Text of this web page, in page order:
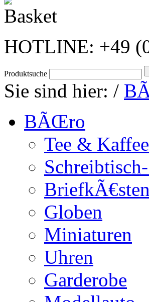
HOTLINE: +49
Produktsuche
Sie sind hier: /
BÃŒro
Tee & Kaffee
BriefkÃ€sten
Globen
Miniaturen
Uhren
Garderobe